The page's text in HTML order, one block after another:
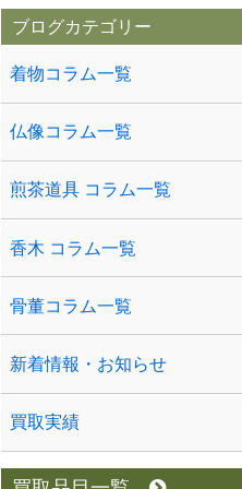
ブログカテゴリー
着物コラム一覧
仏像コラム一覧
煎茶道具 コラム一覧
香木 コラム一覧
骨董コラム一覧
新着情報・お知らせ
買取実績